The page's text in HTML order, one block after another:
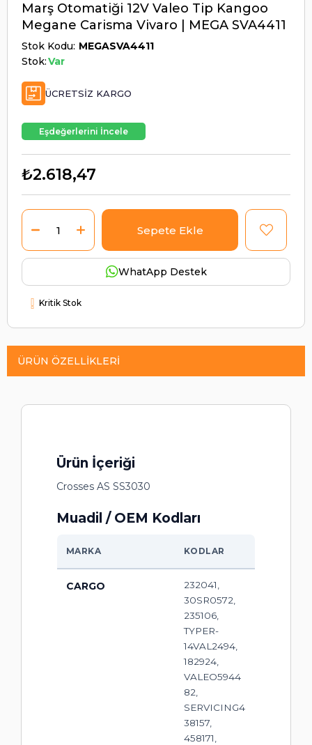
Marş Otomatiği 12V Valeo Tip Kangoo
Megane Carisma Vivaro | MEGA SVA4411
Stok Kodu MEGASVA4411
Stok:Var
ÜCRETSIZ KARGO
Eşdeğerlerini İncele
₺2.618,47
WhatApp Destek
Kritik Stok
ÜRÜN ÖZELLIKLERI
Ürün İçeriği
Crosses AS SS3030
Muadil / OEM Kodları
MARKA KODLAR
CARGO
232041,
30SR0572,
235106,
TYPER-
14VAL2494,
182924,
VALEO5944
82,
SERVICING4
38157,
458171,